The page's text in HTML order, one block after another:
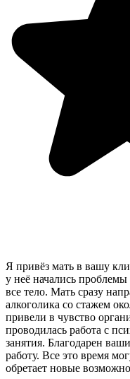
Я привёз мать в вашу
у неё начались проблемы
все тело. Мать сразу
алкоголика со стажем
привели в чувство
проводилась работа с
занятия. Благодарен
работу. Все это время
обретает новые